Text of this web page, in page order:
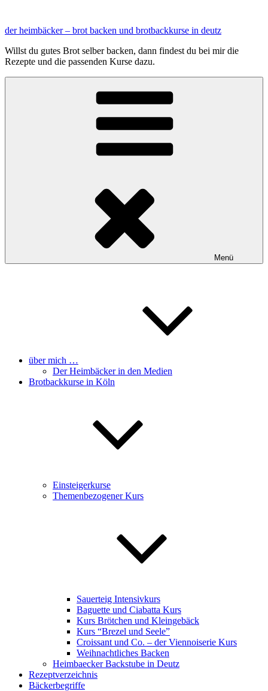
springen
der heimbäcker – brot backen und brotbackkurse in deutz
Willst du gutes Brot selber backen, dann findest du bei mir die
Rezepte und die passenden Kurse dazu.
Menü
über mich …
Der Heimbäcker in den Medien
Brotbackkurse in Köln
Einsteigerkurse
Themenbezogener Kurs
Sauerteig Intensivkurs
Baguette und Ciabatta Kurs
Kurs Brötchen und Kleingebäck
Kurs “Brezel und Seele”
Croissant und Co. – der Viennoiserie Kurs
Weihnachtliches Backen
Heimbaecker Backstube in Deutz
Rezeptverzeichnis
Bäckerbegriffe